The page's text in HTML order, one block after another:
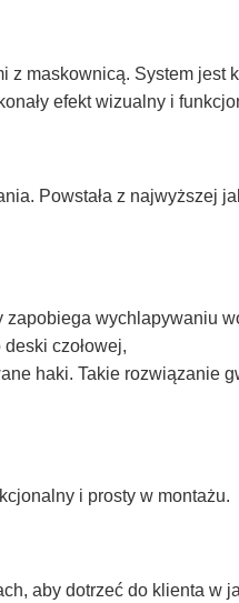
z maskownicą. System jest
efekt wizualny i
Powstała z najwyższej
wychlapywaniu
czołowej,
haki. Takie rozwiązanie
i prosty w montażu.
aby dotrzeć do klienta w